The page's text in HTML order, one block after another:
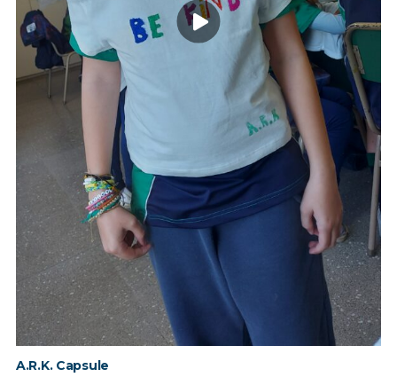
A.R.K. Capsule